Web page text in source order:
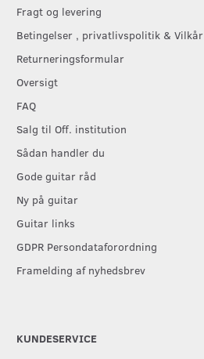
Fragt og levering
Betingelser , privatlivspolitik & Vilkår
Returneringsformular
Oversigt
FAQ
Salg til Off. institution
Sådan handler du
Gode guitar råd
Ny på guitar
Guitar links
GDPR Persondataforordning
Framelding af nyhedsbrev
KUNDESERVICE